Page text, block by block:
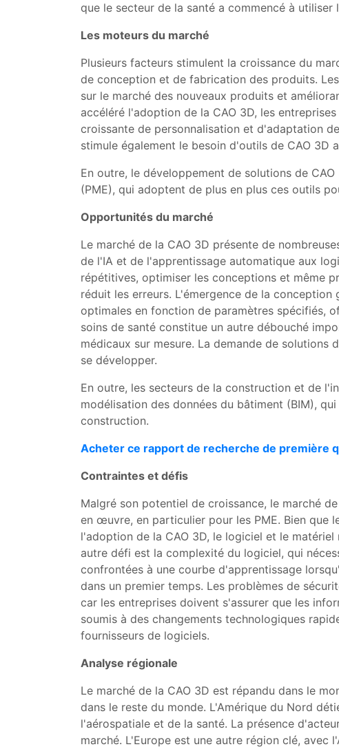
que le secteur de la santé a commencé à
Les moteurs du marché
Plusieurs facteurs stimulent la croissance du
de conception et de fabrication des produits.
sur le marché des nouveaux produits et
accéléré l'adoption de la CAO 3D, les
croissante de personnalisation et d'adaptation
stimule également le besoin d'outils de CAO 3D
En outre, le développement de solutions de
(PME), qui adoptent de plus en plus ces outils
Opportunités du marché
Le marché de la CAO 3D présente de
de l'IA et de l'apprentissage automatique aux
répétitives, optimiser les conceptions et même
réduit les erreurs. L'émergence de la
optimales en fonction de paramètres spécifiés,
soins de santé constitue un autre débouché
médicaux sur mesure. La demande de solutions
se développer.
En outre, les secteurs de la construction et de
modélisation des données du bâtiment (BIM),
construction.
Acheter ce rapport de recherche de première
Contraintes et défis
Malgré son potentiel de croissance, le marché
en œuvre, en particulier pour les PME. Bien que
l'adoption de la CAO 3D, le logiciel et le
autre défi est la complexité du logiciel, qui
confrontées à une courbe d'apprentissage
dans un premier temps. Les problèmes de
car les entreprises doivent s'assurer que les
soumis à des changements technologiques
fournisseurs de logiciels.
Analyse régionale
Le marché de la CAO 3D est répandu dans le
dans le reste du monde. L'Amérique du Nord
l'aérospatiale et de la santé. La présence
marché. L'Europe est une autre région clé, avec